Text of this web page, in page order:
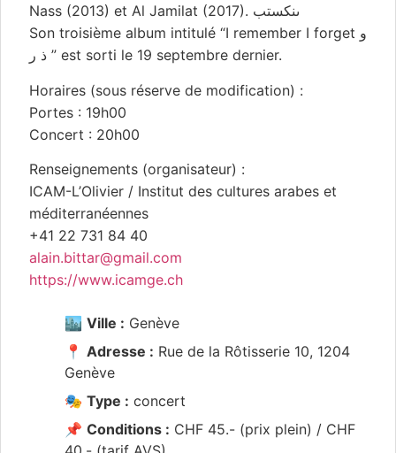
Nass (2013) et Al Jamilat (2017). ىنكستب
Son troisième album intitulé “I remember I forget و
ذ ر ” est sorti le 19 septembre dernier.
Horaires (sous réserve de modification) :
Portes : 19h00
Concert : 20h00
Renseignements (organisateur) :
ICAM-L’Olivier / Institut des cultures arabes et
méditerranéennes
+41 22 731 84 40
alain.bittar@gmail.com
https://www.icamge.ch
🏙️ Ville : Genève
📍 Adresse : Rue de la Rôtisserie 10, 1204
Genève
🎭 Type : concert
📌 Conditions : CHF 45.- (prix plein) / CHF